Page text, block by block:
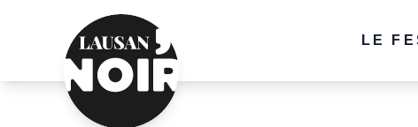
LE